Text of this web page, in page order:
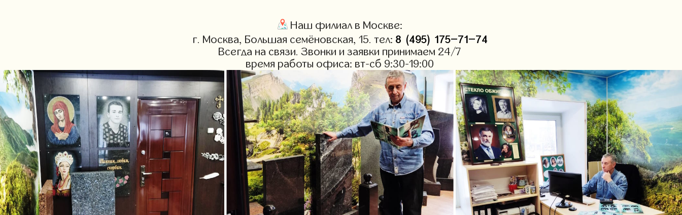
Наш филиал в Москве:
г. Москва, Большая семёновская, 15. тел: 8 (495) 175-71-74
Всегда на связи. Звонки и заявки принимаем 24/7
время работы офиса: вт-сб 9:30-19:00